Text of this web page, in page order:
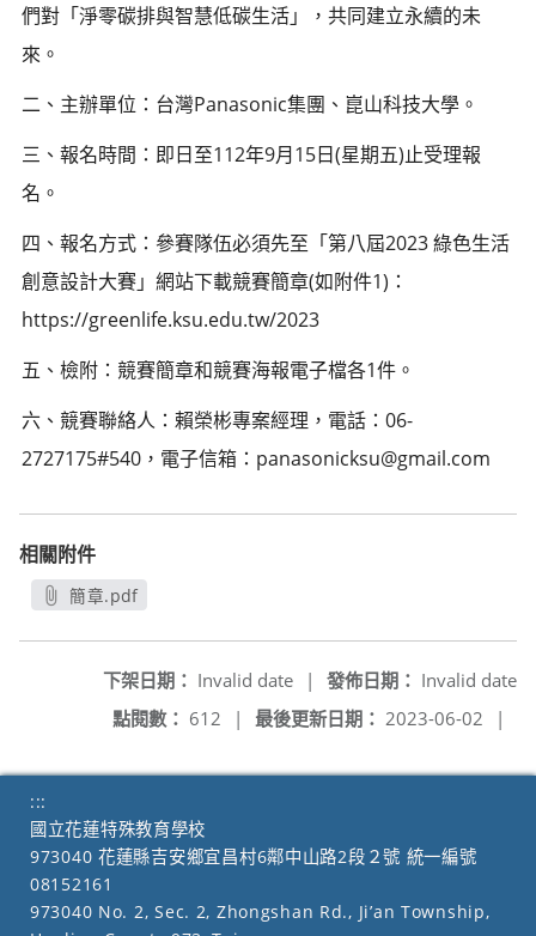
們對「淨零碳排與智慧低碳生活」，共同建立永續的未
來。
二、主辦單位：台灣Panasonic集團、崑山科技大學。
三、報名時間：即日至112年9月15日(星期五)止受理報
名。
四、報名方式：參賽隊伍必須先至「第八屆2023 綠色生活
創意設計大賽」網站下載競賽簡章(如附件1)：
https://greenlife.ksu.edu.tw/2023
五、檢附：競賽簡章和競賽海報電子檔各1件。
六、競賽聯絡人：賴榮彬專案經理，電話：06-
2727175#540，電子信箱：panasonicksu@gmail.com
相關附件
簡章.pdf
發佈日期： Invalid date
下架日期： Invalid date
|
最後更新日期： 2023-06-02 |
點閱數： 612 |
:::
國立花蓮特殊教育學校
973040 花蓮縣吉安鄉宜昌村6鄰中山路2段２號 統一編號
08152161
973040 No. 2, Sec. 2, Zhongshan Rd., Ji’an Township,